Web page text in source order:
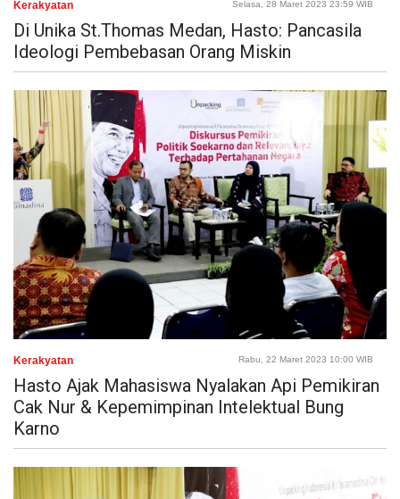
Kerakyatan Selasa, 28 Maret 2023 23:59 WIB
Di Unika St.Thomas Medan, Hasto: Pancasila
Ideologi Pembebasan Orang Miskin
Kerakyatan Rabu, 22 Maret 2023 10:00 WIB
Hasto Ajak Mahasiswa Nyalakan Api Pemikiran
Cak Nur & Kepemimpinan Intelektual Bung
Karno